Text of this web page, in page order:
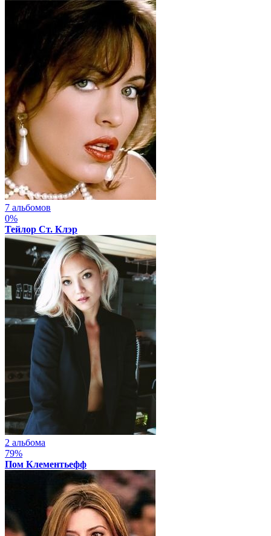
7 альбомов
0%
Тейлор Ст. Клэр
2 альбома
79%
Пом Клементьефф